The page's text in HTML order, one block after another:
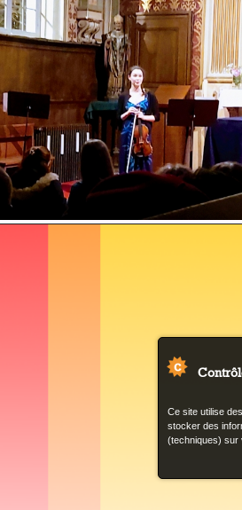
Ce site utilise
stocker des
(techniques) sur